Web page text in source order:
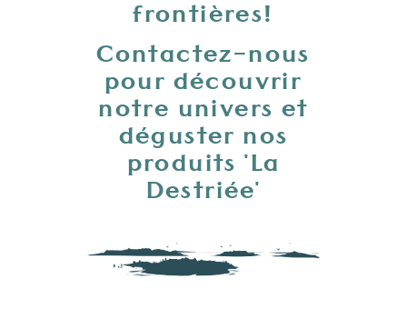
frontières!
Contactez-nous
pour découvrir
notre univers et
déguster nos
produits 'La
Destriée'